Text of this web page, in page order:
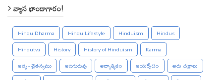
వ్యాస భాండాగారం!
Hindu Dharma Hindu Lifestyle Hinduism
Hindus
Hindutva
History History of Hinduism
Karma
ఆత్మ - చైతన్యము
ఆదిగురువు ఆధ్యాత్మికం ఆయర్వేదం
ఆరు చక్రాలు